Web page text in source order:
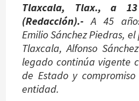
Tlaxcala, Tlax., a
(Redacción).-A 45
Emilio Sánchez Piedras,
Tlaxcala, Alfonso
legado continúa vigente
de Estado y
entidad.